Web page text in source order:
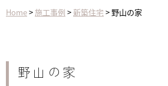
Home>施工事例 >新築住宅 > 野山の家
野山の家